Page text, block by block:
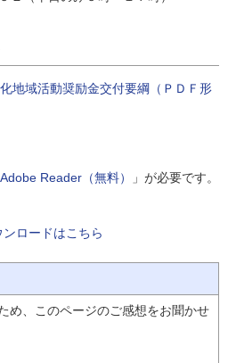
地域活動奨励金交付要綱（ＰＤＦ形
Adobe Reader（無料） 」が必要です。
ンロードはこちら
め、このページのご感想をお聞かせ